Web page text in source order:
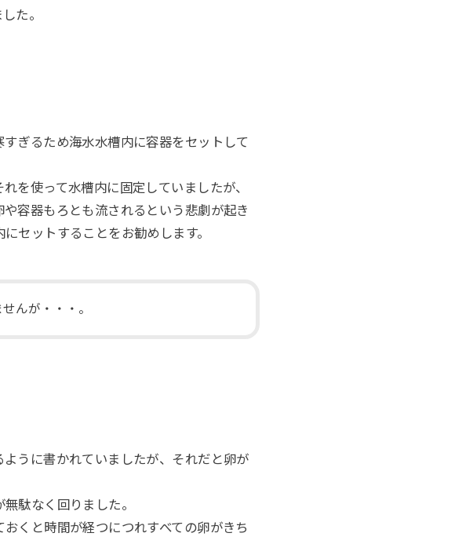
た。
ぎるため海水水槽内に容器をセットして
を使って水槽内に固定していましたが、
容器もろとも流されるという悲劇が起き
セットすることをお勧めします。
んが・・・。
うに書かれていましたが、それだと卵が
駄なく回りました。
くと時間が経つにつれすべての卵がきち